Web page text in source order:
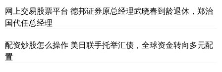
网上交易股票平台 德邦证券原总经理武晓春到龄退休，郑治
国代任总经理
配资炒股怎么操作 美日联手托举汇债，全球资金转向多元配
置